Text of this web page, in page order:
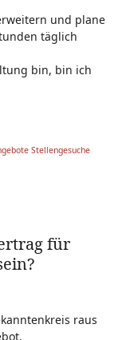
und plane
täglich
bin, bin ich
Stellengesuche
für
raus